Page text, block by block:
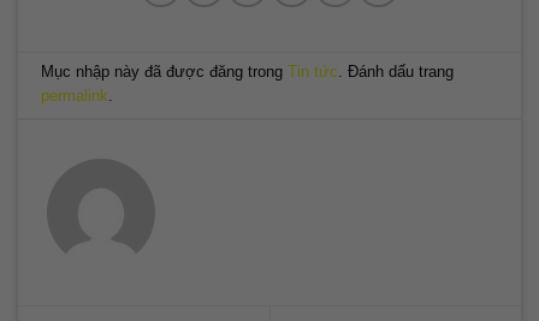
Mục nhập này đã được đăng trongTin tức. Đánh dấu trang
permalink.